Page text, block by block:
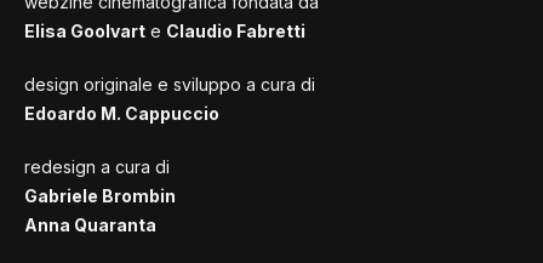
Elisa Goolvart e Claudio Fabretti
design originale e sviluppo a cura di
Edoardo M. Cappuccio
redesign a cura di
Gabriele Brombin
Anna Quaranta